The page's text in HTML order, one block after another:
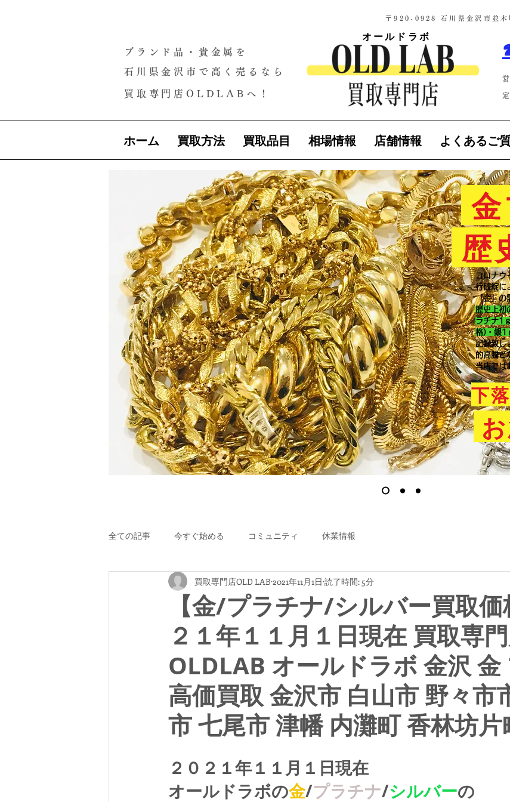
〒920-0928 石川県金沢市並木
ブランド品・貴金属を
石川県金沢市で高く売るなら
買取専門店OLDLABへ！
オールドラボ
ホーム 買取方法 買取品目 相場情報 店舗情報 よくあるご
歴
コロナウ
行破綻に
「金」の
歴史上初
ラチナ1
格)・銀1
記録致し
的高騰と
当店では
下
全ての記事 今すぐ始める コミュニティ 休業情報
【金/プラチナ/シルバー買取価
２１年１１月１日現在 買取専
OLDLAB オールドラボ 金沢 金
高価買取 金沢市 白山市 野々市
市 七尾市 津幡 内灘町 香林坊片
買取専門店OLD LAB 2021年11月1日 読了時間: 5分
２０２１年１１月１日現在
オールドラボの金/プラチナ/シルバーの